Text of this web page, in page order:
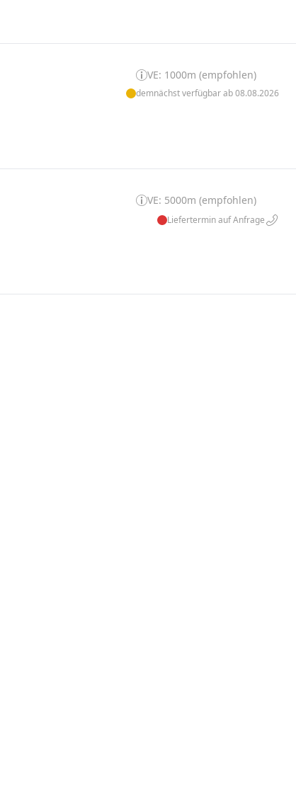
VE: 1000m (empfohlen)
demnächst verfügbar ab 08.08.2026
VE: 5000m (empfohlen)
Liefertermin auf Anfrage